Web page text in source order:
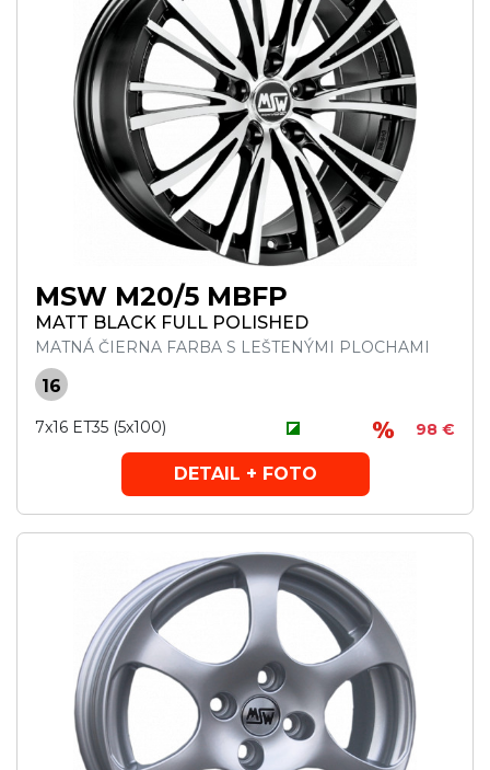
MSW M20/5 MBFP
MATT BLACK FULL POLISHED
MATNÁ ČIERNA FARBA S LEŠTENÝMI PLOCHAMI
16
7x16 ET35 (5x100) 98 €
DETAIL + FOTO